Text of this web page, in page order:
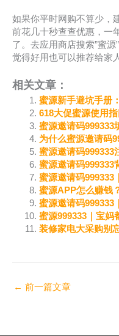
如果你平时网购不算少，
前花几十秒查查优惠，一
了。去应用商店搜索”蜜源
觉得好用也可以推荐给家
相关文章：
蜜源新手避坑手册
618大促蜜源使用
蜜源邀请码999333
为什么蜜源邀请码
蜜源邀请码999333
蜜源邀请码999333
蜜源邀请码999333
蜜源APP怎么赚钱
蜜源邀请码999333
蜜源999333｜宝妈
装修家电大采购别
← 前一篇文章